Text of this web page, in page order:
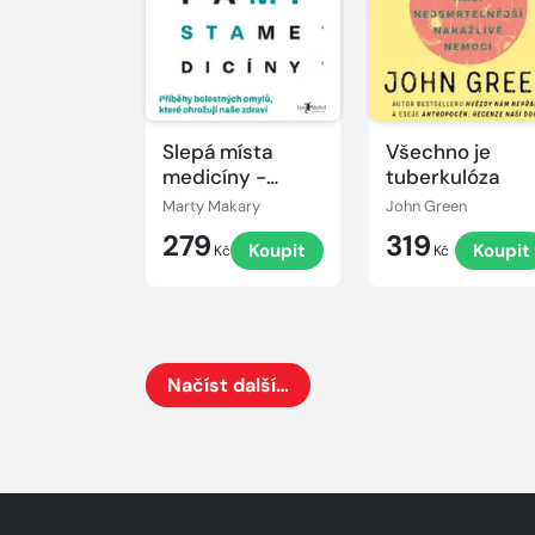
Slepá místa
medicíny -
Příběhy
bolestných
omylů, které
ohrožují naše
Marty Makary
279 Kč Koupit
Všechno je
tuberkulóza
John Green
319 Kč Koupit
Načíst další…